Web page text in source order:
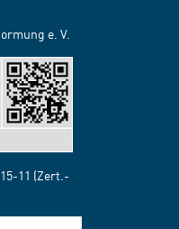
e. V.
11 (Zert.-